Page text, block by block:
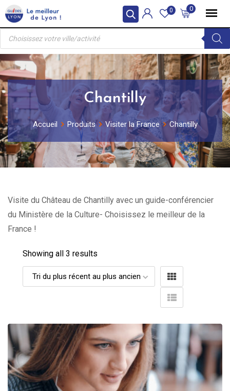
Skip
to
content
0
0
Recherche
produits
Chantilly
Accueil Produits Visiter la France Chantilly
Visite du Château de Chantilly avec un guide-conférencier
du Ministère de la Culture- Choisissez le meilleur de la
France !
Showing all 3 results